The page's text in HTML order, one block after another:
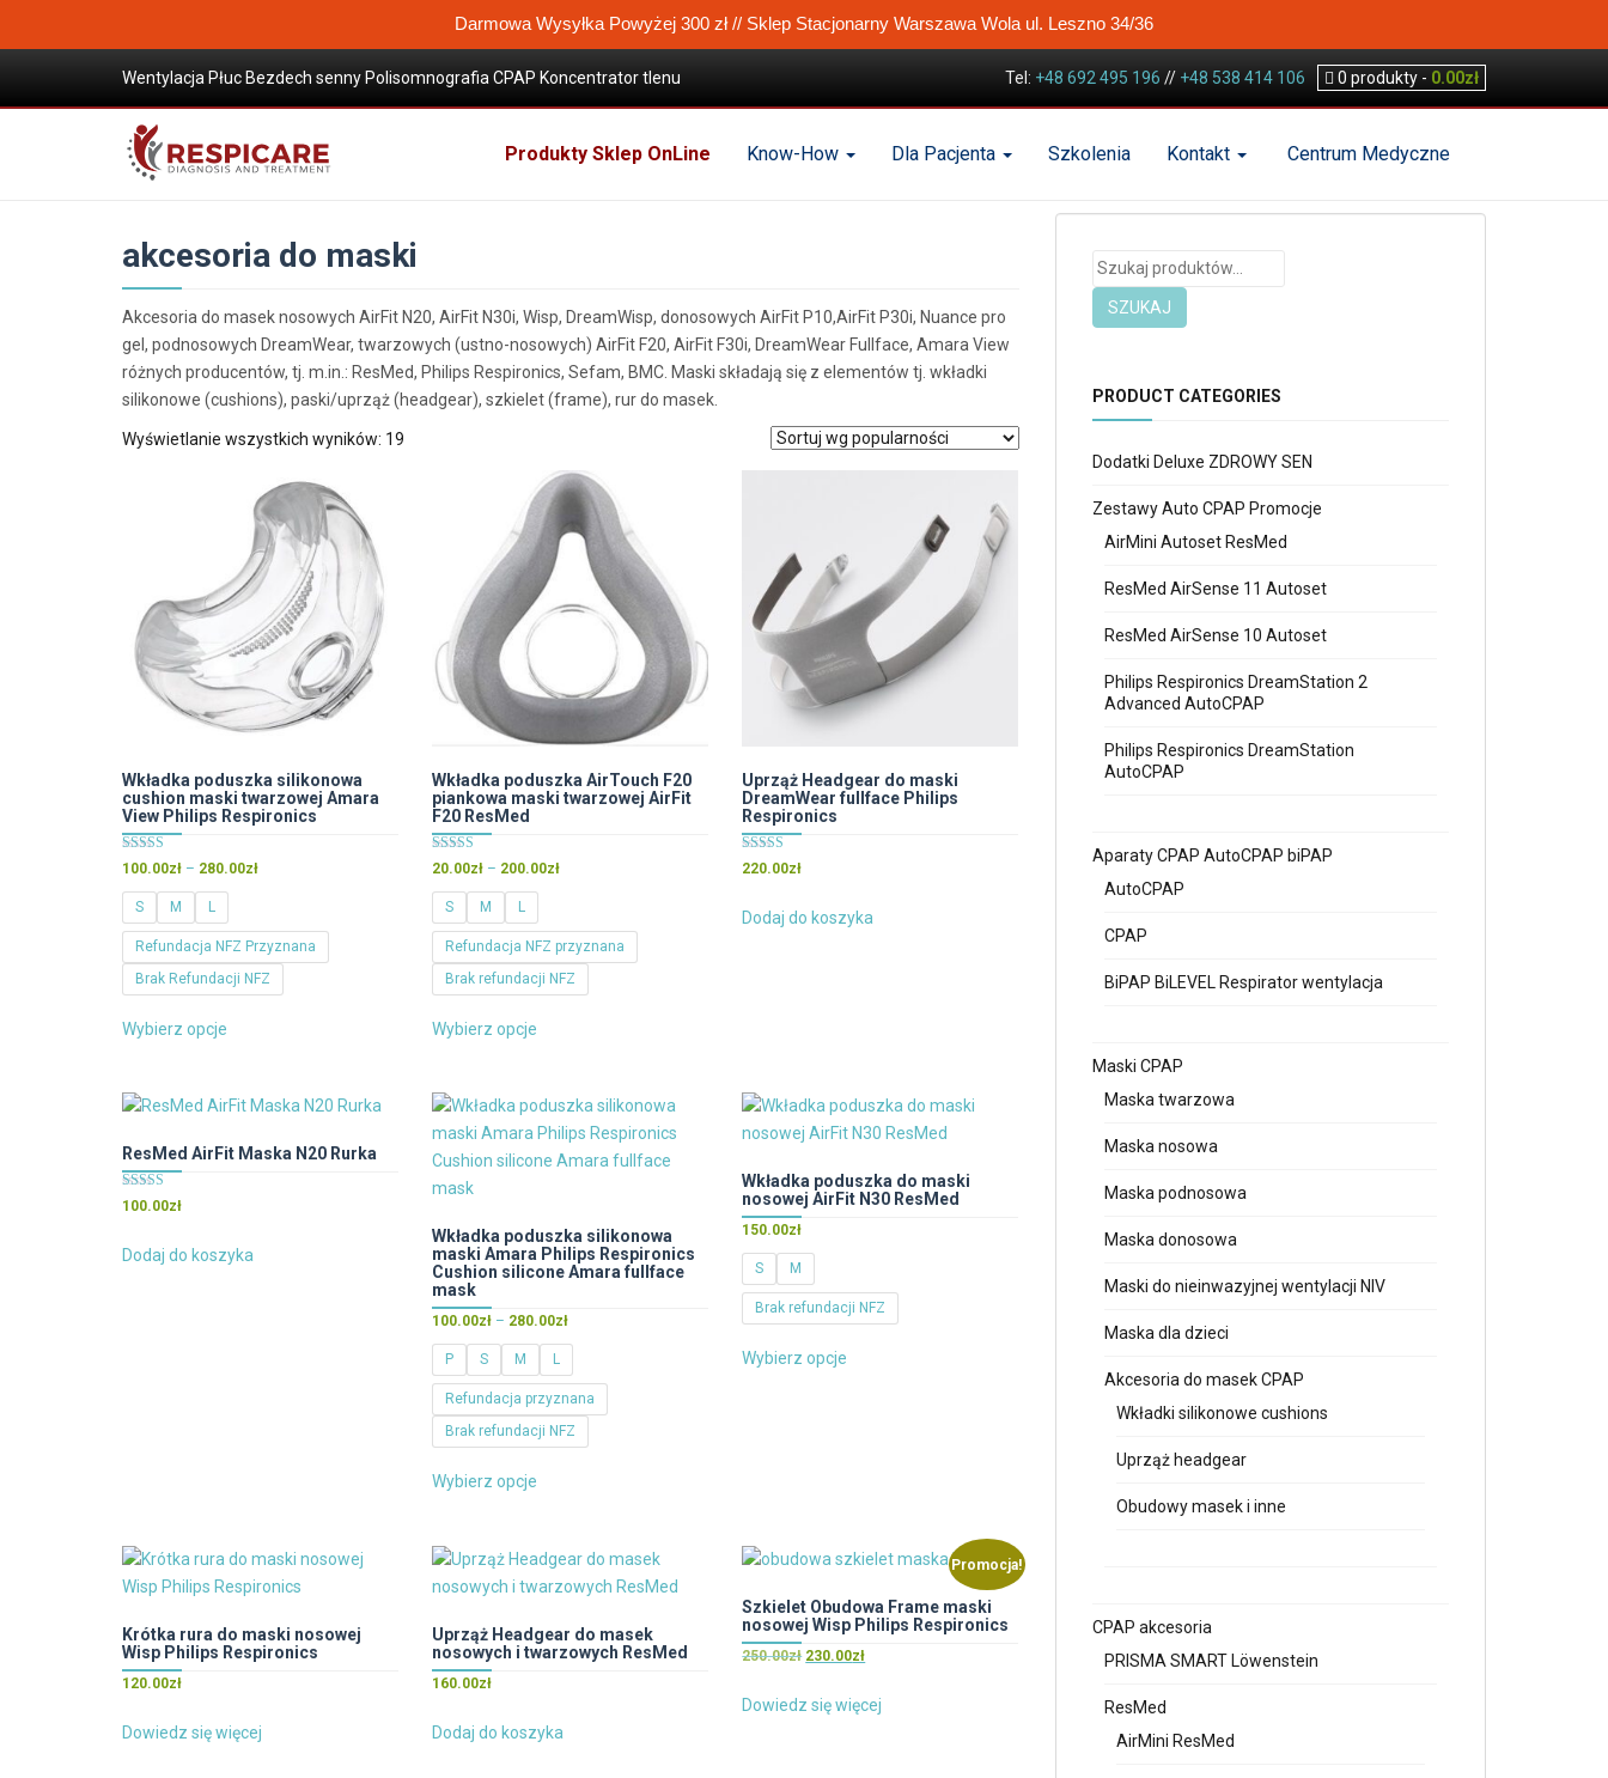
Darmowa Wysyłka Powyżej 300 zł // Sklep Stacjonarny Warszawa Wola ul. Leszno 34/36
Wentylacja Płuc Bezdech senny Polisomnografia CPAP Koncentrator tlenu
Wysokoprzepływowa terapia tlenem
Tel: +48 692 495 196 // +48 538 414 106 0 produkty - 0.00zł
Produkty Sklep OnLine Know-How Dla Pacjenta Szkolenia Kontakt Centrum Medyczne
akcesoria do maski
Akcesoria do masek nosowych AirFit N20, AirFit N30i, Wisp, DreamWisp, donosowych AirFit P10,AirFit P30i, Nuance pro
gel, podnosowych DreamWear, twarzowych (ustno-nosowych) AirFit F20, AirFit F30i, DreamWear Fullface, Amara View
różnych producentów, tj. m.in.: ResMed, Philips Respironics, Sefam, BMC. Maski składają się z elementów tj. wkładki
silikonowe (cushions), paski/uprząż (headgear), szkielet (frame), rur do masek.
Wyświetlanie wszystkich wyników: 19
Wkładka poduszka silikonowa
cushion maski twarzowej Amara
View Philips Respironics
Oceniono
4.43
na 5
100.00zł – 280.00złZakres
do
280.00zł
S M L
Refundacja NFZ Przyznana
Brak Refundacji NFZ
Wybierz opcje
Opcje
stronie
Wkładka poduszka AirTouch F20
piankowa maski twarzowej AirFit
F20 ResMed
Oceniono
5.00
na 5
20.00zł – 200.00złZakres
do
200.00zł
S M L
Refundacja NFZ przyznana
Brak refundacji NFZ
Wybierz opcje
Opcje
na
stronie
Uprząż Headgear do maski
DreamWear fullface Philips
Respironics
Oceniono
5.00
220.00zł
Dodaj do koszyka
ResMed AirFit Maska N20 Rurka
Oceniono
5.00
100.00zł
Dodaj do koszyka
Wkładka poduszka silikonowa
maski Amara Philips Respironics
Cushion silicone Amara fullface
mask
100.00zł – 280.00złZakres
cen:
100.00zł
do
280.00zł
P S M L
Refundacja przyznana
Brak refundacji NFZ
Wybierz opcje
wariantów.
można
wybrać
produktu
Wkładka poduszka do maski
nosowej AirFit N30 ResMed
150.00zł
S M
Brak refundacji NFZ
Wybierz opcje
na
produktu
Krótka rura do maski nosowej
Wisp Philips Respironics
120.00zł
Dowiedz się więcej
Uprząż Headgear do masek
nosowych i twarzowych ResMed
160.00zł
Dodaj do koszyka
Promocja!
Szkielet Obudowa Frame maski
nosowej Wisp Philips Respironics
250.00zł Pierwotna
wynosiła:
230.00złAktualna
wynosi:
Dowiedz się więcej
Szukaj:
SZUKAJ
PRODUCT CATEGORIES
Dodatki Deluxe ZDROWY SEN
Zestawy Auto CPAP Promocje
AirMini Autoset ResMed
ResMed AirSense 11 Autoset
ResMed AirSense 10 Autoset
Philips Respironics DreamStation 2
Advanced AutoCPAP
Philips Respironics DreamStation
AutoCPAP
Aparaty CPAP AutoCPAP biPAP
AutoCPAP
CPAP
BiPAP BiLEVEL Respirator wentylacja
Maski CPAP
Maska twarzowa
Maska nosowa
Maska podnosowa
Maska donosowa
Maski do nieinwazyjnej wentylacji NIV
Maska dla dzieci
Akcesoria do masek CPAP
Wkładki silikonowe cushions
Uprząż headgear
Obudowy masek i inne
CPAP akcesoria
PRISMA SMART Löwenstein
ResMed
AirMini ResMed